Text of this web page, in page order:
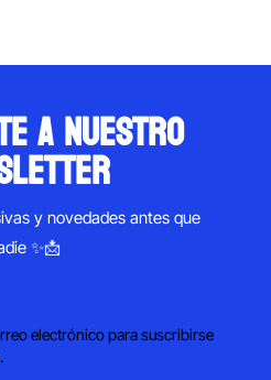
a nuestro
y novedades antes que
✨📩
electrónico para suscribirse